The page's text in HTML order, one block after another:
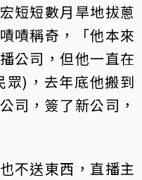
短短數月旱地拔蔥
嘖稱奇，「他本來
公司，但他一直在
眾)，去年底他搬到
司，簽了新公司，
不送東西，直播主